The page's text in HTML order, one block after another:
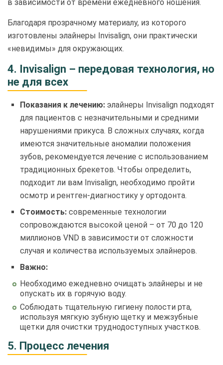
в зависимости от времени ежедневного ношения.
Благодаря прозрачному материалу, из которого
изготовлены элайнеры Invisalign, они практически
«невидимы» для окружающих.
4. Invisalign – передовая технология, но
не для всех
Показания к лечению: элайнеры Invisalign подходят
для пациентов с незначительными и средними
нарушениями прикуса. В сложных случаях, когда
имеются значительные аномалии положения
зубов, рекомендуется лечение с использованием
традиционных брекетов. Чтобы определить,
подходит ли вам Invisalign, необходимо пройти
осмотр и рентген-диагностику у ортодонта.
Стоимость: современные технологии
сопровождаются высокой ценой – от 70 до 120
миллионов VND в зависимости от сложности
случая и количества используемых элайнеров.
Важно:
Необходимо ежедневно очищать элайнеры и не
опускать их в горячую воду.
Соблюдать тщательную гигиену полости рта,
используя мягкую зубную щетку и межзубные
щетки для очистки труднодоступных участков.
5. Процесс лечения